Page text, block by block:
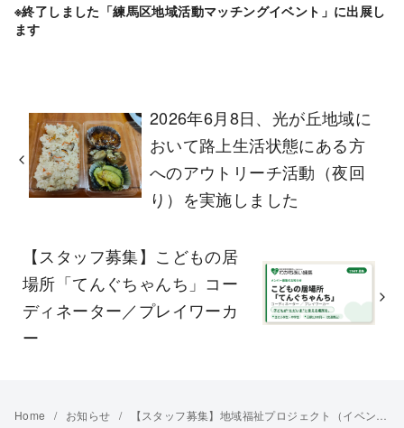
※終了しました「練馬区地域活動マッチングイベント」に出展し
ます
2026年6月8日、光が丘地域に
おいて路上生活状態にある方
へのアウトリーチ活動（夜回
り）を実施しました
【スタッフ募集】こどもの居
場所「てんぐちゃんち」コー
ディネーター／プレイワーカ
ー
Home お知らせ 【スタッフ募集】地域福祉プロジェクト（イベント）クリエーター／運営アシスタント